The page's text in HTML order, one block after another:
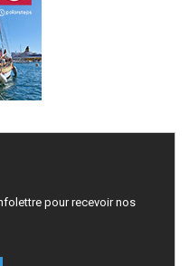
pour recevoir nos